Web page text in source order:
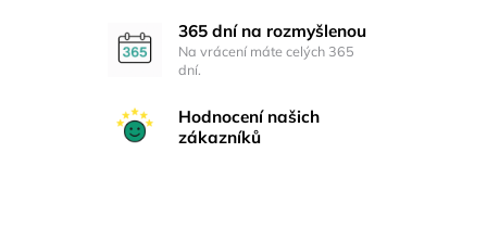
365 dní na rozmyšlenou
Na vrácení máte celých 365
dní.
Hodnocení našich
zákazníků